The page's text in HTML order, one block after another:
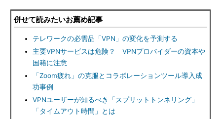
併せて読みたいお薦め記事
テレワークの必需品「VPN」の変化を予測する
主要VPNサービスは危険？ VPNプロバイダーの資本や
国籍に注意
「Zoom疲れ」の克服とコラボレーションツール導入成
功事例
VPNユーザーが知るべき「スプリットトンネリング」
「タイムアウト時間」とは